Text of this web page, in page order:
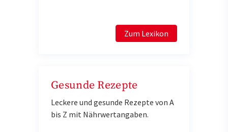
Zum Lexikon
Gesunde Rezepte
Leckere und gesunde Rezepte von A
bis Z mit Nährwertangaben.